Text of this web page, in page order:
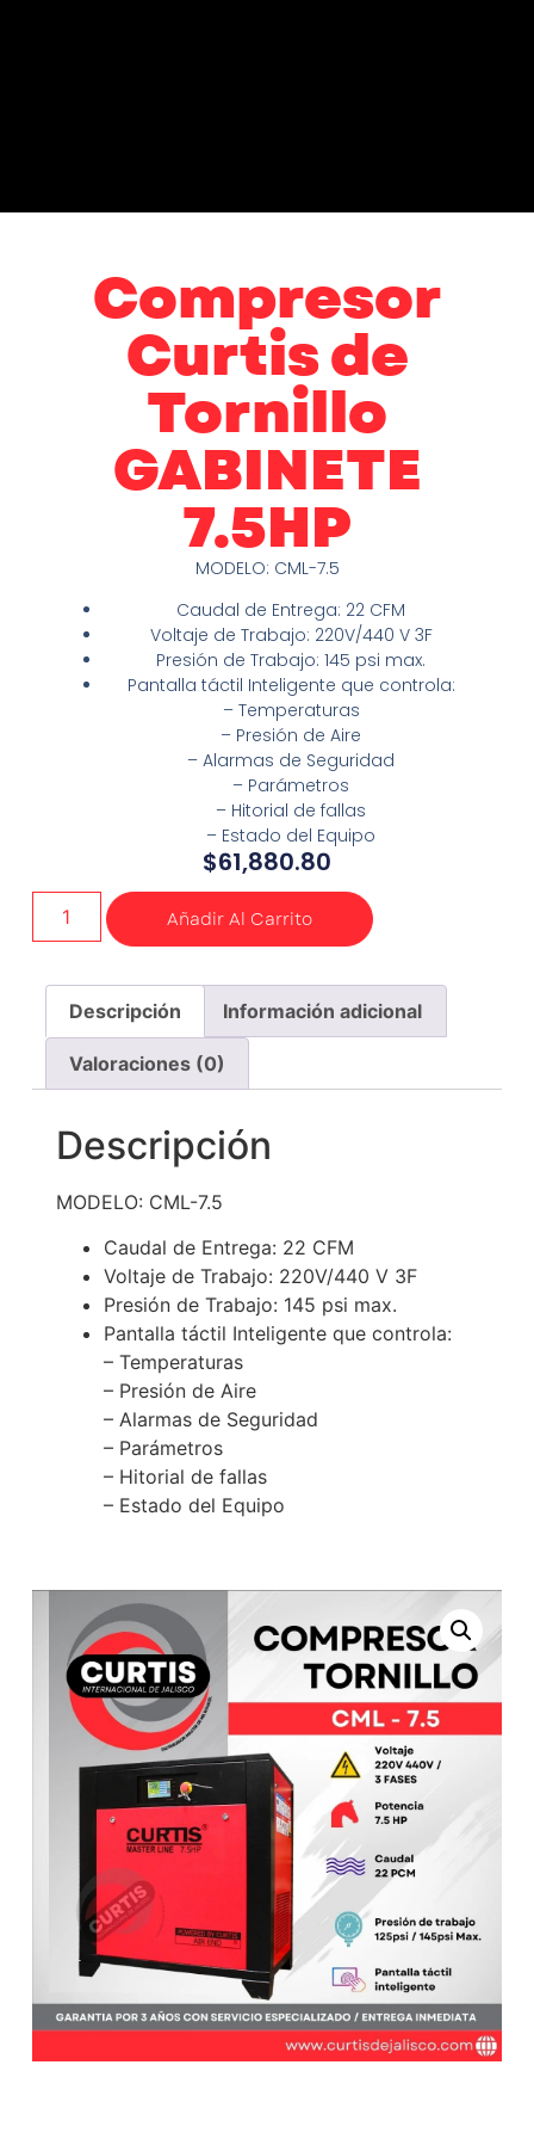
Compresor
Curtis de
Tornillo
GABINETE
7.5HP
MODELO: CML-7.5
Caudal de Entrega: 22 CFM
Voltaje de Trabajo: 220V/440 V 3F
Presión de Trabajo: 145 psi max.
Pantalla táctil Inteligente que controla:
– Temperaturas
– Presión de Aire
– Alarmas de Seguridad
– Parámetros
– Hitorial de fallas
– Estado del Equipo
$61,880.80
Añadir Al Carrito
Descripción Información adicional
Valoraciones (0)
Descripción
MODELO: CML-7.5
Caudal de Entrega: 22 CFM
Voltaje de Trabajo: 220V/440 V 3F
Presión de Trabajo: 145 psi max.
Pantalla táctil Inteligente que controla:
– Temperaturas
– Presión de Aire
– Alarmas de Seguridad
– Parámetros
– Hitorial de fallas
– Estado del Equipo